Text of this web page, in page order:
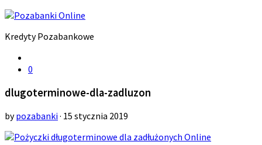
Kredyty Pozabankowe
0
dlugoterminowe-dla-zadluzon
bypozabanki· 15 stycznia 2019